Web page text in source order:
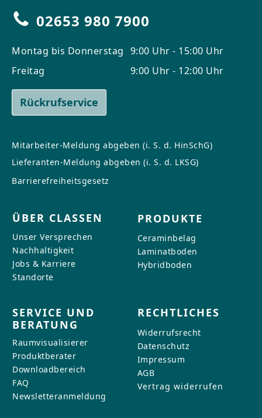
02653 980 7900
Montag bis Donnerstag
Freitag
9:00 Uhr - 15:00 Uhr
9:00 Uhr - 12:00 Uhr
Rückrufservice
Mitarbeiter-Meldung abgeben (i. S. d. HinSchG)
Lieferanten-Meldung abgeben (i. S. d. LKSG)
Barrierefreiheitsgesetz
ÜBER CLASSEN
Unser Versprechen
Nachhaltigkeit
Jobs & Karriere
Standorte
PRODUKTE
Ceraminbelag
Laminatboden
Hybridboden
SERVICE UND
BERATUNG
Raumvisualisierer
Produktberater
Downloadbereich
FAQ
Newsletteranmeldung
RECHTLICHES
Widerrufsrecht
Datenschutz
Impressum
AGB
Vertrag widerrufen